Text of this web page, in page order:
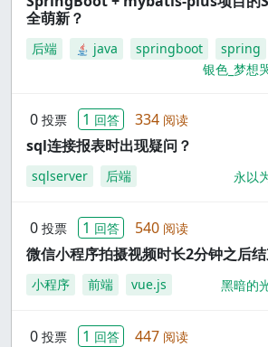
全萌新？
后端 java springboot
spring
银色_梦想
0 投票 1 回答 334 阅读
sql连接报表时出现疑问？
sqlserver 后端 永以
0 投票 1 回答 540 阅读
微信小程序拍摄视频时长2分钟之后
小程序 前端 vue.js 黑暗的
0 投票 1 回答 447 阅读